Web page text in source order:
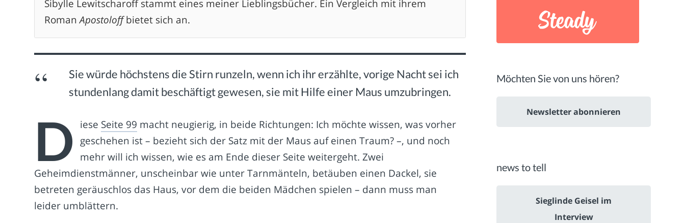
Sibylle Lewitscharoff stammt eines meiner Lieblingsbücher. Ein Vergleich mit ihrem
RomanApostoloffbietet sich an.
Sie würde höchstens die Stirn runzeln, wenn ich ihr erzählte, vorige Nacht sei ich
stundenlang damit beschäftigt gewesen, sie mit Hilfe einer Maus umzubringen.
D iese Seite 99 macht neugierig, in beide Richtungen: Ich möchte wissen, was vorher
geschehen ist – bezieht sich der Satz mit der Maus auf einen Traum? –, und noch
mehr will ich wissen, wie es am Ende dieser Seite weitergeht. Zwei
Geheimdienstmänner, unscheinbar wie unter Tarnmänteln, betäuben einen Dackel, sie
betreten geräuschlos das Haus, vor dem die beiden Mädchen spielen – dann muss man
leider umblättern.
Möchten Sie von uns hören?
Newsletter abonnieren
news to tell
Sieglinde Geisel im
Interview